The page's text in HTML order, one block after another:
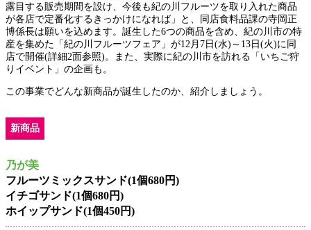
露目する販売期間を設け、今後も紀の川フルーツを取り入れた商品
が各店で定番化するきっかけになれば」と、同店食料品課の寺岡正
博係長は願いを込めます。誕生した6つの商品を含め、紀の川市の特
産を集めた「紀の川フルーツフェア」が12月7日(水)～13日(火)に同
店で開催(詳細2面参照)。また、実際に紀の川市を訪れる「いちご狩
りイベント」の企画も。
この事業でどんな新商品が誕生したのか、紹介しましょう。
新商品
乃が美
フルーツミックスサンド(1個680円)
イチゴサンド(1個680円)
ホイップサンド(1個450円)